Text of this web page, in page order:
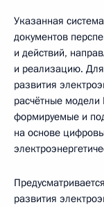
Указанная
документов
и действий,
и реализацию. Для
развития
расчётные модели
формируемые и
на основе
развития